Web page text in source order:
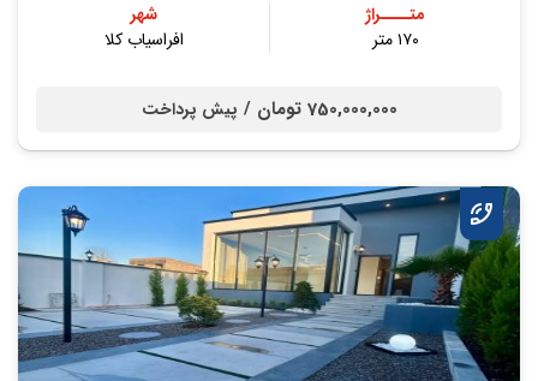
متــــراژ
۱۷۰ متر
شهر
افراسیاب کلا
750,000,000 تومان / پیش پرداخت